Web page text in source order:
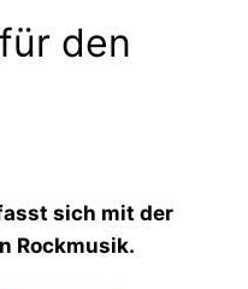
den
sich mit der
Rockmusik.